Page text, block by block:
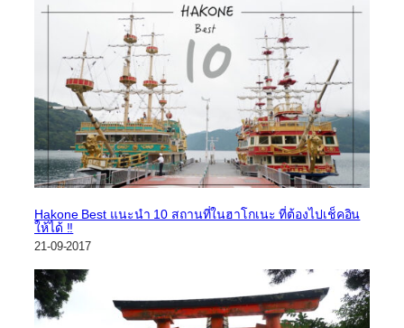
Hakone Best แนะนำ 10 สถานที่ในฮาโกเนะ ที่ต้องไปเช็คอิน
ให้ได้ !!
21-09-2017